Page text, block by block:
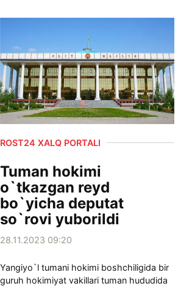
ROST24 XALQ PORTALI
Tuman hokimi
o`tkazgan reyd
bo`yicha deputat
so`rovi yuborildi
28.11.2023 09:20
Yangiyo`l tumani hokimi boshchiligida bir
guruh hokimiyat vakillari tuman hududida